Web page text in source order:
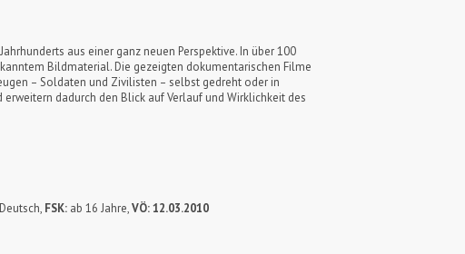
aus einer ganz neuen Perspektive. In über 100
Bildmaterial. Die gezeigten dokumentarischen Filme
– Soldaten und Zivilisten – selbst gedreht oder in
dadurch den Blick auf Verlauf und Wirklichkeit des
Deutsch, FSK: ab 16 Jahre,VÖ: 12.03.2010